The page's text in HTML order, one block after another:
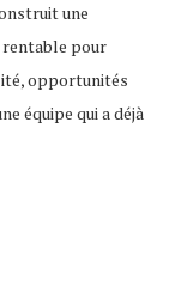
une
pour
opportunités
équipe qui a déjà